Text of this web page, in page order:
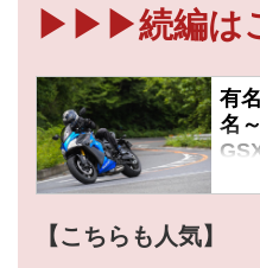
▶▶▶続編は
有
名
【こちらも人気】